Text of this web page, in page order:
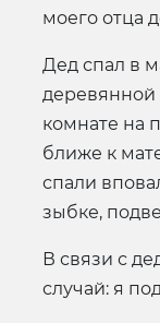
моего отца
Дед спал в
комнате на
ближе к
спали
зыбке,
В связи с
случай: я